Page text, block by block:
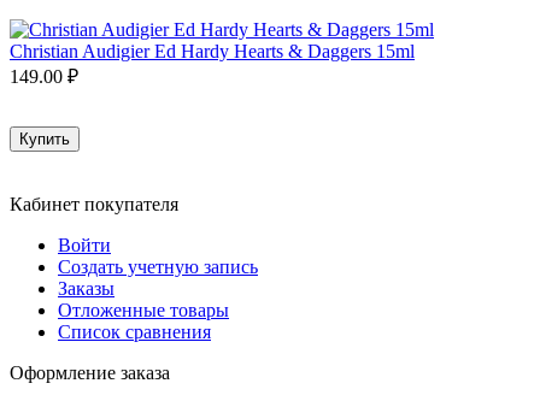
Christian Audigier Ed Hardy Hearts & Daggers 15ml
149.00 ₽
Купить
Кабинет покупателя
Войти
Создать учетную запись
Заказы
Отложенные товары
Список сравнения
Оформление заказа